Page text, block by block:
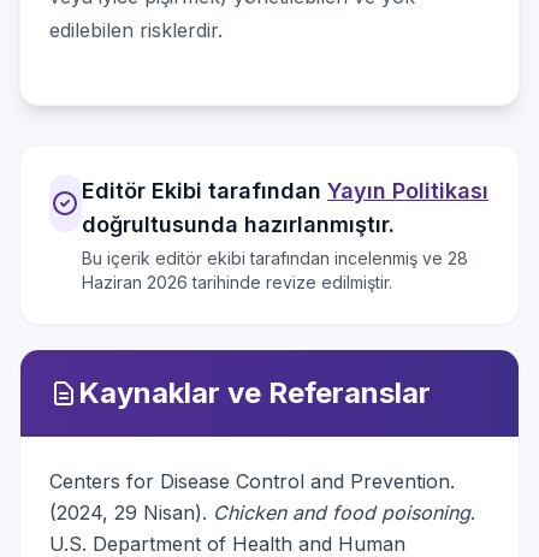
edilebilen risklerdir.
Editör Ekibi tarafından Yayın Politikası
doğrultusunda hazırlanmıştır.
Bu içerik editör ekibi tarafından incelenmiş ve 28
Haziran 2026 tarihinde revize edilmiştir.
Kaynaklar ve Referanslar
Centers for Disease Control and Prevention.
(2024, 29 Nisan). Chicken and food poisoning.
U.S. Department of Health and Human